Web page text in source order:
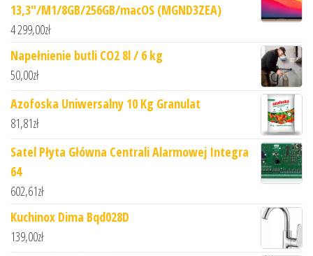
13,3"/M1/8GB/256GB/macOS (MGND3ZEA)
4 299,00zł
Napełnienie butli CO2 8l / 6 kg
50,00zł
Azofoska Uniwersalny 10 Kg Granulat
81,81zł
Satel Płyta Główna Centrali Alarmowej Integra
64
602,61zł
Kuchinox Dima Bqd028D
139,00zł